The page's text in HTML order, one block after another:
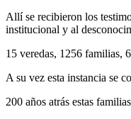
Allí se recibieron los
institucional y al
15 veredas, 1256 familias,
A su vez esta instancia se
200 años atrás estas